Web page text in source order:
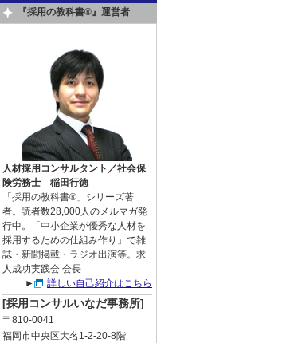
『採用の教科書®』運営者
人材採用コンサルタント／社会保
険労務士 稲田行徳
「採用の教科書®」シリーズ著
者。読者数28,000人のメルマガ発
行中。「中小企業が優秀な人材を
採用するための仕組み作り」で雑
誌・新聞掲載・ラジオ出演等。求
人成功実践会 会長
►
詳しい自己紹介はこちら
[採用コンサルいなだ事務所]
〒810-0041
福岡市中央区大名1-2-20-8階